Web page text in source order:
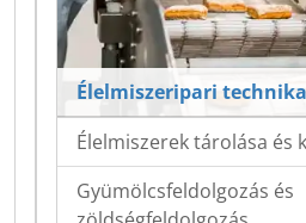
Élelmiszeripari technika
Élelmiszerek tárolása és
Gyümölcsfeldolgozás és